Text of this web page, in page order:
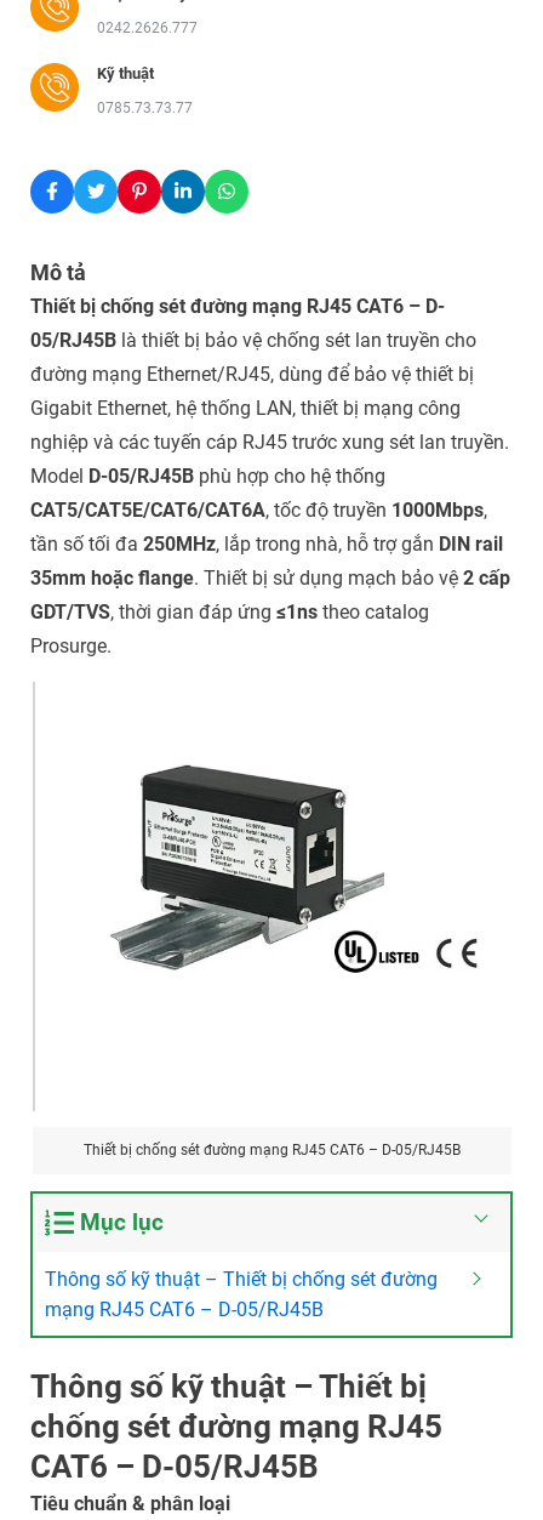
0242.2626.777
Kỹ thuật
0785.73.73.77
Mô tả
Thiết bị chống sét đường mạng RJ45 CAT6 – D-
05/RJ45Blà thiết bị bảo vệ chống sét lan truyền cho
đường mạng Ethernet/RJ45, dùng để bảo vệ thiết bị
Gigabit Ethernet, hệ thống LAN, thiết bị mạng công
nghiệp và các tuyến cáp RJ45 trước xung sét lan truyền.
Model D-05/RJ45Bphù hợp cho hệ thống
CAT5/CAT5E/CAT6/CAT6A, tốc độ truyền 1000Mbps,
tần số tối đa 250MHz, lắp trong nhà, hỗ trợ gắn DIN rail
35mm hoặc flange. Thiết bị sử dụng mạch bảo vệ 2 cấp
GDT/TVS, thời gian đáp ứng ≤1nstheo catalog
Prosurge.
Thiết bị chống sét đường mạng RJ45 CAT6 – D-05/RJ45B
Mục lục
Thông số kỹ thuật – Thiết bị chống sét đường
mạng RJ45 CAT6 – D-05/RJ45B
Thông số kỹ thuật – Thiết bị
chống sét đường mạng RJ45
CAT6 – D-05/RJ45B
Tiêu chuẩn & phân loại